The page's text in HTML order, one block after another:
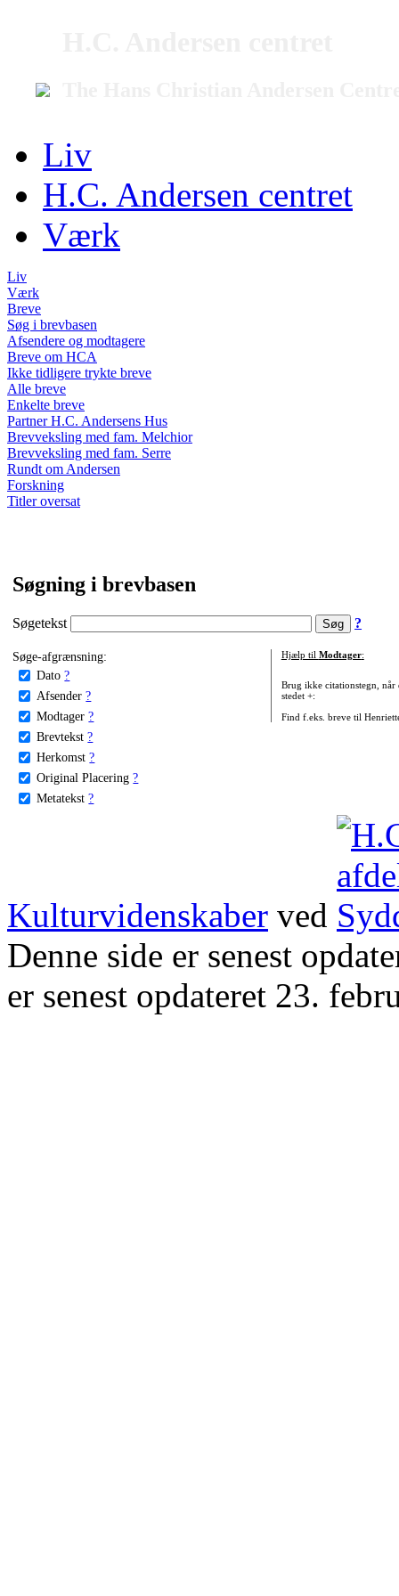
Liv
H.C. Andersen centret
Værk
Liv
Værk
Breve
Søg i brevbasen
Afsendere og modtagere
Breve om HCA
Ikke tidligere trykte breve
Alle breve
Enkelte breve
Partner H.C. Andersens Hus
Brevveksling med fam. Melchior
Brevveksling med fam. Serre
Rundt om Andersen
Forskning
Titler oversat
Søgning i brevbasen
Søgetekst ?
Søge-afgrænsning:
Dato ?
Afsender ?
Modtager ?
Brevtekst ?
Herkomst ?
Original Placering ?
Metatekst ?
Hjælp til Modtager:
Brug ikke citationstegn, når
stedet +:
Find f.eks. breve til
Kulturvidenskaber ved
Denne side er senest
er senest opdateret 23.